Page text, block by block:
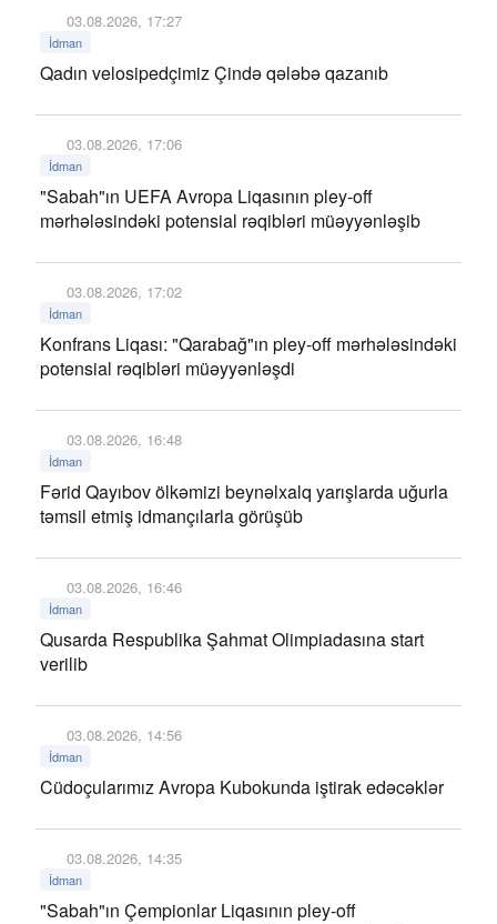
03.08.2026, 17:27
İdman
Qadın velosipedçimiz Çində qələbə qazanıb
03.08.2026, 17:06
İdman
"Sabah"ın UEFA Avropa Liqasının pley-off
mərhələsindəki potensial rəqibləri müəyyənləşib
03.08.2026, 17:02
İdman
Konfrans Liqası: "Qarabağ"ın pley-off mərhələsindəki
potensial rəqibləri müəyyənləşdi
03.08.2026, 16:48
İdman
Fərid Qayıbov ölkəmizi beynəlxalq yarışlarda uğurla
təmsil etmiş idmançılarla görüşüb
03.08.2026, 16:46
İdman
Qusarda Respublika Şahmat Olimpiadasına start
verilib
03.08.2026, 14:56
İdman
Cüdoçularımız Avropa Kubokunda iştirak edəcəklər
03.08.2026, 14:35
İdman
"Sabah"ın Çempionlar Liqasının pley-off